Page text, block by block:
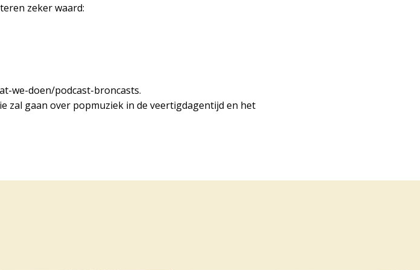
zeker waard:
we-doen/podcast-broncasts.
zal gaan over popmuziek in de veertigdagentijd en het